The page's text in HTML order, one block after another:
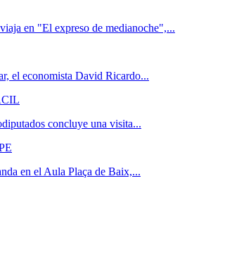
en "El expreso de medianoche",...
el economista David Ricardo...
concluye una visita...
en el Aula Plaça de Baix,...